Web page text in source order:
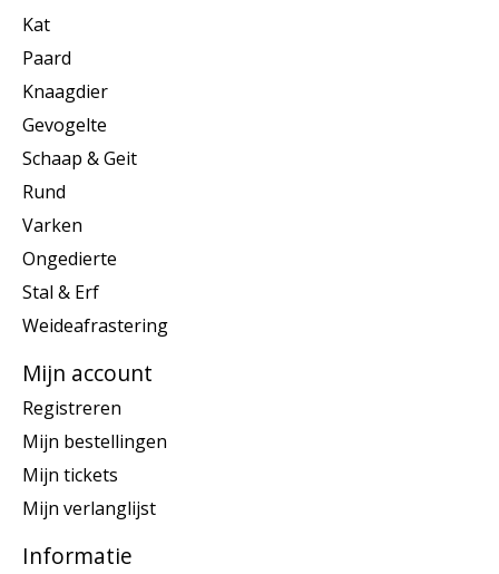
Kat
Paard
Knaagdier
Gevogelte
Schaap & Geit
Rund
Varken
Ongedierte
Stal & Erf
Weideafrastering
Mijn account
Registreren
Mijn bestellingen
Mijn tickets
Mijn verlanglijst
Informatie